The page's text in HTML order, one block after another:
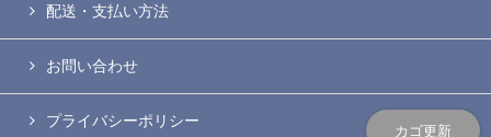
カゴ更新
配送・支払い方法
お問い合わせ
プライバシーポリシー